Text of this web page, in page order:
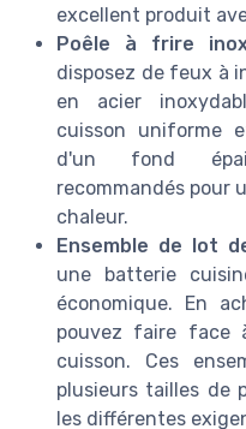
excellent produit
Poêle à frire
disposez de feux à
en acier
cuisson uniforme
d'un fond
recommandés pour
chaleur.
Ensemble de lot
une batterie
économique. En
pouvez faire face
cuisson. Ces
plusieurs tailles de
les différentes